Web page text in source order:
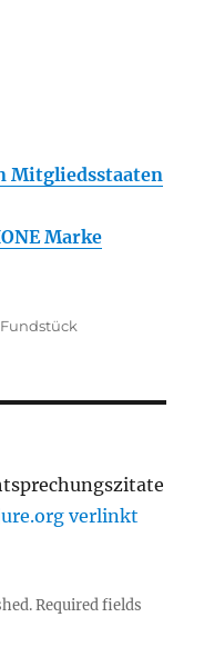
Mitgliedsstaaten
Marke
Categories
Fundstück
verlinkt
Required fields